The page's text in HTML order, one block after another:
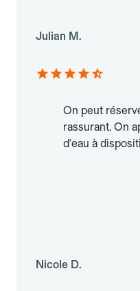
Julian M.
On peut
rassurant. On
d'eau à
Nicole D.